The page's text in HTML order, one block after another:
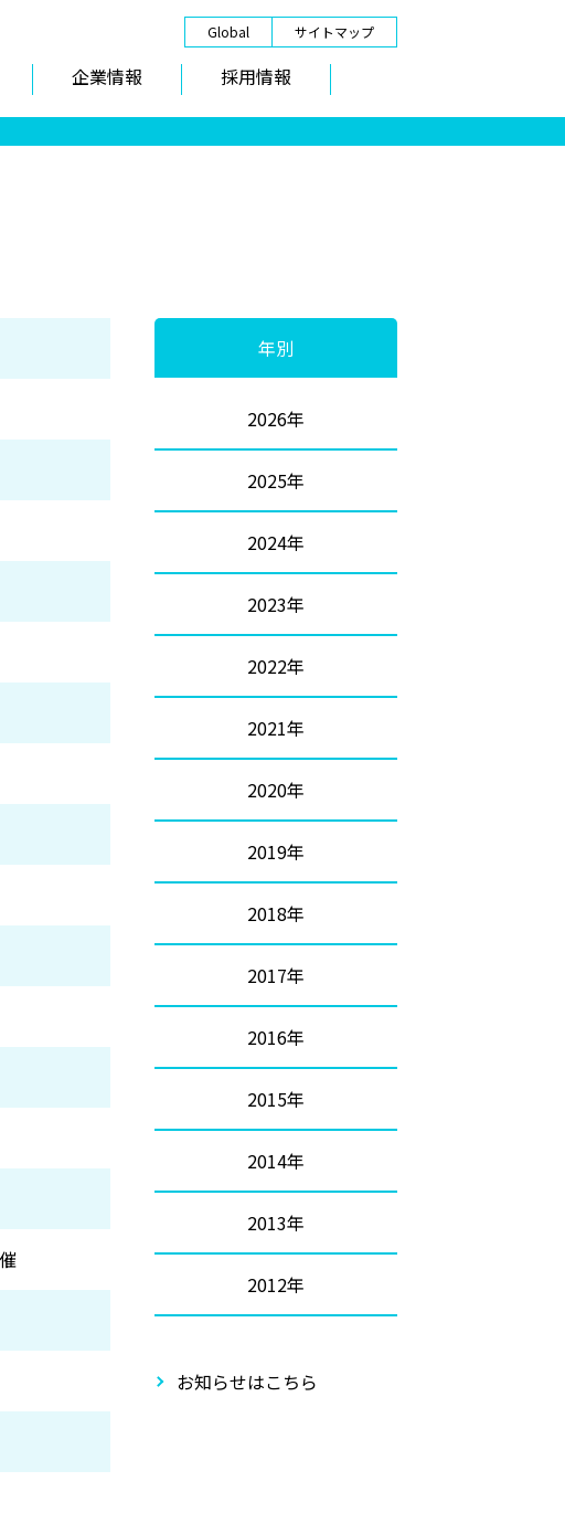
Global サイトマップ
企業情報 採用情報
年別
2026年
2025年
2024年
2023年
2022年
2021年
2020年
2019年
2018年
2017年
2016年
2015年
2014年
2013年
2012年
お知らせはこちら